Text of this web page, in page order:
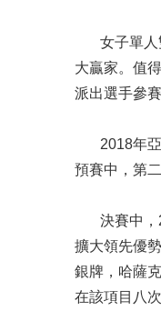
女子單人
大贏家。值
派出選手參
2018年亞
預賽中，第
決賽中，
擴大領先優
銀牌，哈薩
在該項目八